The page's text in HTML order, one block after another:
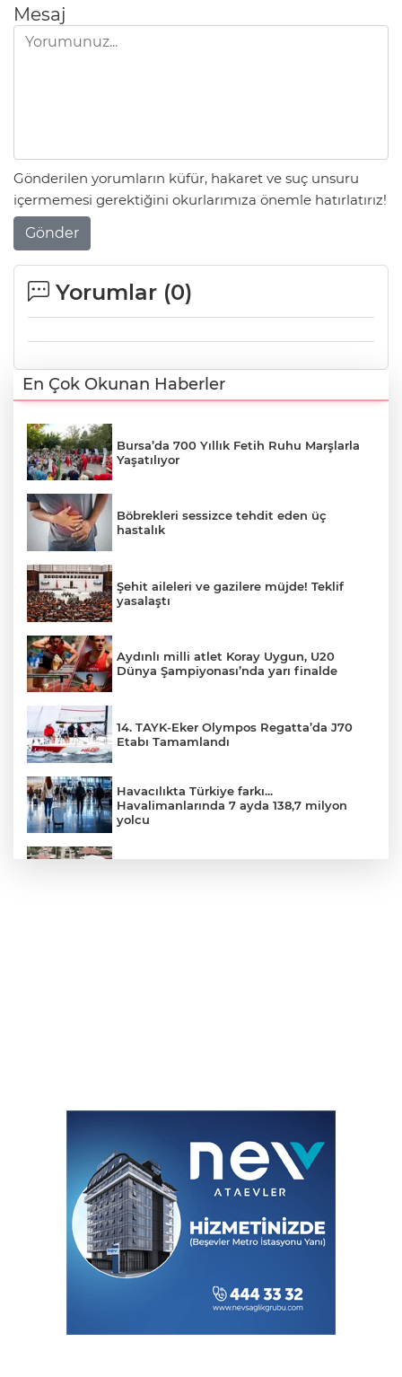
Mesaj
Gönderilen yorumların küfür, hakaret ve suç unsuru
içermemesi gerektiğini okurlarımıza önemle hatırlatırız!
Gönder
Yorumlar (0)
En Çok Okunan Haberler
Bursa’da 700 Yıllık Fetih Ruhu Marşlarla
Yaşatılıyor
Böbrekleri sessizce tehdit eden üç
hastalık
Şehit aileleri ve gazilere müjde! Teklif
yasalaştı
Aydınlı milli atlet Koray Uygun, U20
Dünya Şampiyonası’nda yarı finalde
14. TAYK-Eker Olympos Regatta’da J70
Etabı Tamamlandı
Havacılıkta Türkiye farkı...
Havalimanlarında 7 ayda 138,7 milyon
yolcu